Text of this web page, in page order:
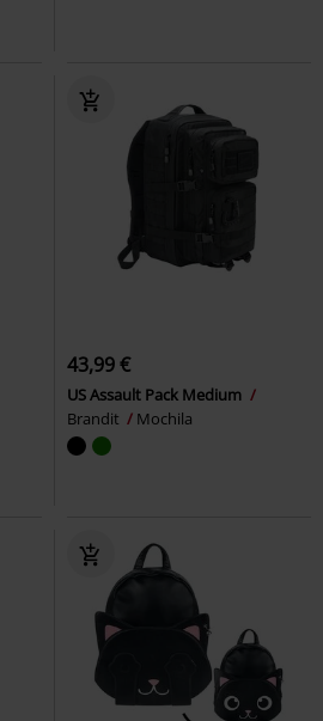
43,99 €
US Assault Pack Medium
Brandit
Mochila